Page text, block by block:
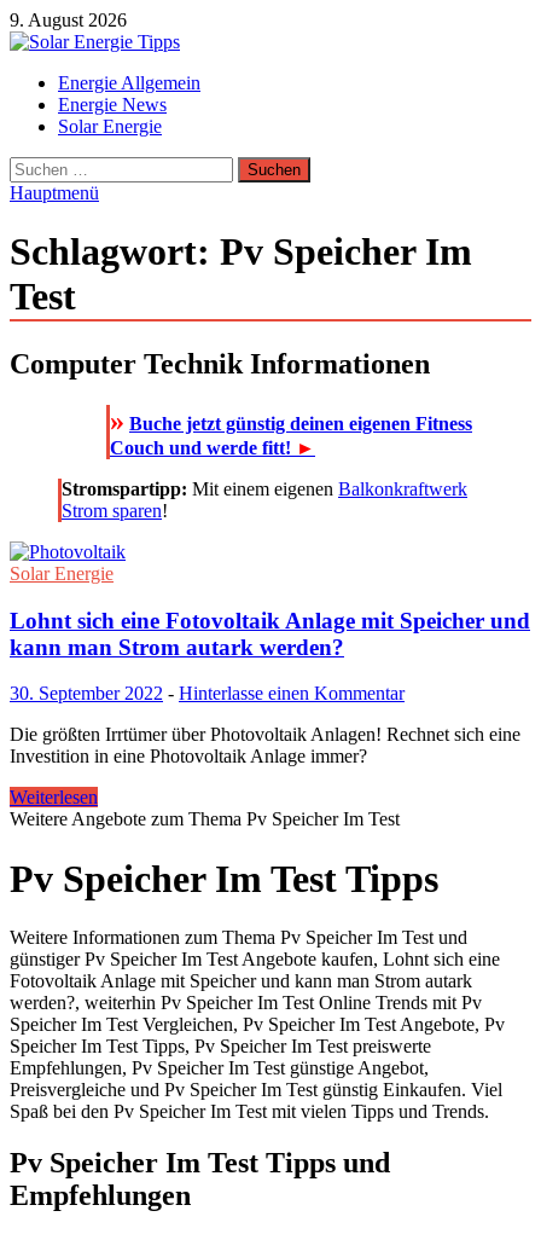
Zum
Inhalt
9. August 2026
Solar Energie Tipps
Solar Energie und Photovoltaik Informationen und Tipps
Energie Allgemein
Energie News
Solar Energie
Suchen
nach:
Hauptmenü
Schlagwort: Pv Speicher Im
Test
Computer Technik Informationen
» Buche jetzt günstig deinen eigenen Fitness
Couch und werde fitt! ►
Stromspartipp: Mit einem eigenen Balkonkraftwerk
Strom sparen!
Solar Energie
Lohnt sich eine Fotovoltaik Anlage mit Speicher und
kann man Strom autark werden?
30. September 2022 - Hinterlasse einen Kommentar
Die größten Irrtümer über Photovoltaik Anlagen! Rechnet sich eine
Investition in eine Photovoltaik Anlage immer?
Weiterlesen
Weitere Angebote zum Thema Pv Speicher Im Test
Pv Speicher Im Test Tipps
Weitere Informationen zum Thema Pv Speicher Im Test und
günstiger Pv Speicher Im Test Angebote kaufen, Lohnt sich eine
Fotovoltaik Anlage mit Speicher und kann man Strom autark
werden?, weiterhin Pv Speicher Im Test Online Trends mit Pv
Speicher Im Test Vergleichen, Pv Speicher Im Test Angebote, Pv
Speicher Im Test Tipps, Pv Speicher Im Test preiswerte
Empfehlungen, Pv Speicher Im Test günstige Angebot,
Preisvergleiche und Pv Speicher Im Test günstig Einkaufen. Viel
Spaß bei den Pv Speicher Im Test mit vielen Tipps und Trends.
Pv Speicher Im Test Tipps und
Empfehlungen